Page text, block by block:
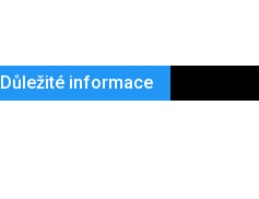
Důležité informace